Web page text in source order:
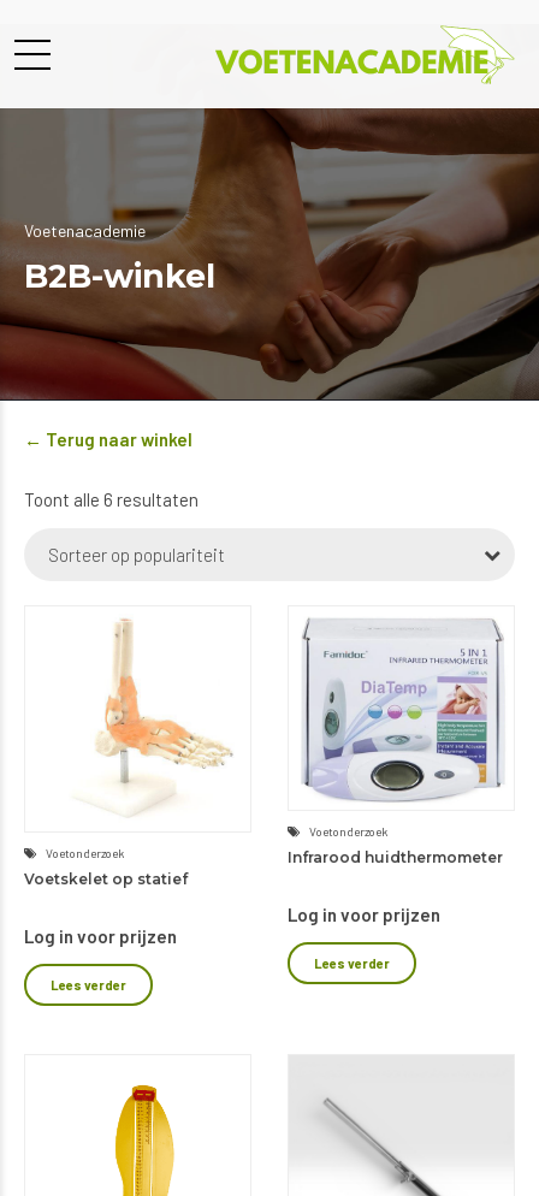
Voetenacademie
B2B-winkel
← Terug naar winkel
Toont alle 6 resultaten
populariteit
Sorteer op populariteit
Voetonderzoek
Voetskelet op statief
Log in voor prijzen
Lees verder
Voetonderzoek
Infrarood huidthermometer
Log in voor prijzen
Lees verder